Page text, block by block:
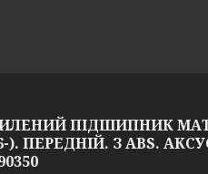
ПІДШИПНИК
). ПЕРЕДНІЙ. З ABS.